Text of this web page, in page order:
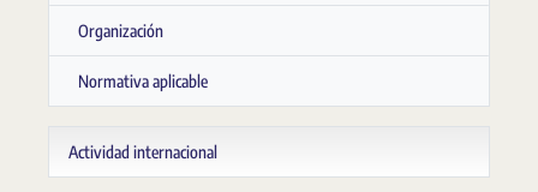
Organización
Normativa aplicable
Actividad internacional